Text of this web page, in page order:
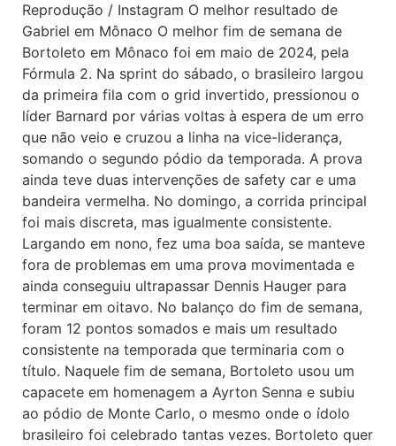
Reprodução / Instagram O melhor resultado de
Gabriel em Mônaco O melhor fim de semana de
Bortoleto em Mônaco foi em maio de 2024, pela
Fórmula 2. Na sprint do sábado, o brasileiro largou
da primeira fila com o grid invertido, pressionou o
líder Barnard por várias voltas à espera de um erro
que não veio e cruzou a linha na vice-liderança,
somando o segundo pódio da temporada. A prova
ainda teve duas intervenções de safety car e uma
bandeira vermelha. No domingo, a corrida principal
foi mais discreta, mas igualmente consistente.
Largando em nono, fez uma boa saída, se manteve
fora de problemas em uma prova movimentada e
ainda conseguiu ultrapassar Dennis Hauger para
terminar em oitavo. No balanço do fim de semana,
foram 12 pontos somados e mais um resultado
consistente na temporada que terminaria com o
título. Naquele fim de semana, Bortoleto usou um
capacete em homenagem a Ayrton Senna e subiu
ao pódio de Monte Carlo, o mesmo onde o ídolo
brasileiro foi celebrado tantas vezes. Bortoleto quer